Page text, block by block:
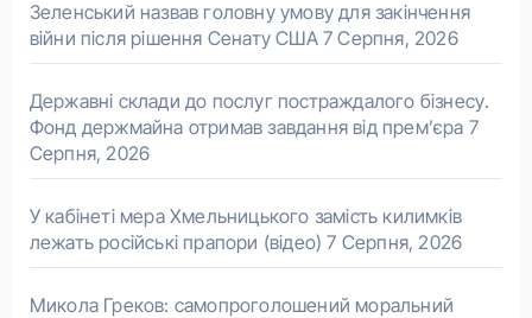
Зеленський назвав головну умову для закінчення
війни після рішення Сенату США 7 Серпня, 2026
Державні склади до послуг постраждалого бізнесу.
Фонд держмайна отримав завдання від прем’єра 7
Серпня, 2026
У кабінеті мера Хмельницького замість килимків
лежать російські прапори (відео) 7 Серпня, 2026
Микола Греков: самопроголошений моральний